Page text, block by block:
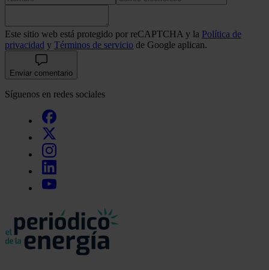
Este sitio web está protegido por reCAPTCHA y la Política de
privacidad y Términos de servicio de Google aplican.
Enviar comentario
Síguenos en redes sociales